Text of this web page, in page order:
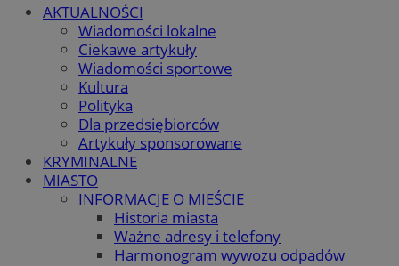
AKTUALNOŚCI
Wiadomości lokalne
Ciekawe artykuły
Wiadomości sportowe
Kultura
Polityka
Dla przedsiębiorców
Artykuły sponsorowane
KRYMINALNE
MIASTO
INFORMACJE O MIEŚCIE
Historia miasta
Ważne adresy i telefony
Harmonogram wywozu odpadów